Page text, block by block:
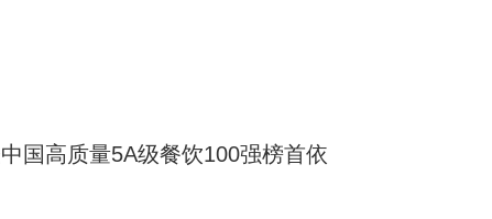
国高质量5A级餐饮100强榜首依